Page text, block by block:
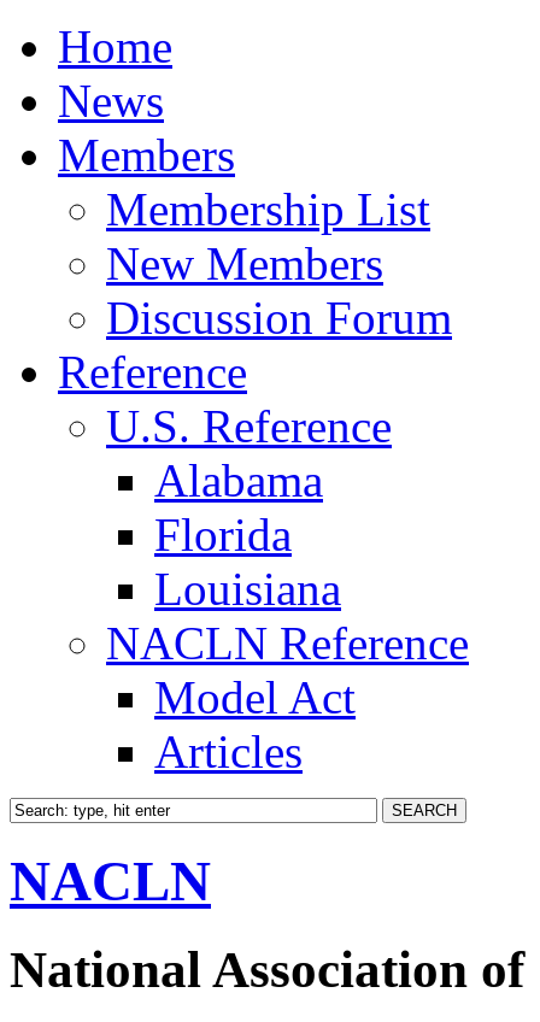
Home
News
Members
Membership List
New Members
Discussion Forum
Reference
U.S. Reference
Alabama
Florida
Louisiana
NACLN Reference
Model Act
Articles
NACLN
National Association